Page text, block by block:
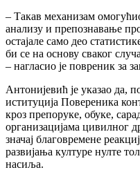
– Такав механизам
анализу и препознавање
остајале само део
би се на основу сваког
– нагласио је повреник за
Антонијевић је указао да,
иституција Повереника
кроз препоруке, обуке,
организацијама цивилног
значај благовремене
развијања културе нулте
насиља.